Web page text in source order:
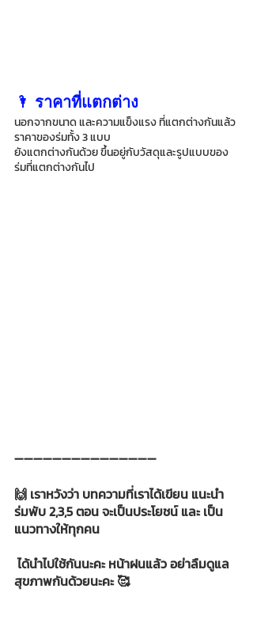
🌂 ราคาที่แตกต่าง
นอกจากขนาด และความแข็งแรง ที่แตกต่างกันแล้ว
ราคาของร่มทั้ง 3 แบบ
ยังแตกต่างกันด้วย ขึ้นอยู่กับวัสดุและรูปแบบของ
ร่มที่แตกต่างกันไป
➖➖➖➖➖➖➖➖➖➖➖➖➖➖➖
🙌 เราหวังว่า บทความที่เราได้เขียน แนะนำ
ร่มพับ 2,3,5 ตอน จะเป็นประโยชน์ และ เป็น
แนวทางให้ทุกคน
ได้นำไปใช้กันนะคะ หน้าฝนแล้ว อย่าลืมดูแล
สุขภาพกันด้วยนะคะ 🥰